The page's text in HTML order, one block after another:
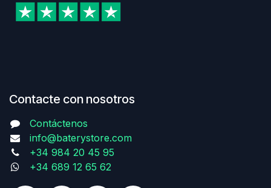
Contacte con nosotros
Contáctenos
info@baterystore.com
+34 984 20 45 95
+34 689 12 65 62